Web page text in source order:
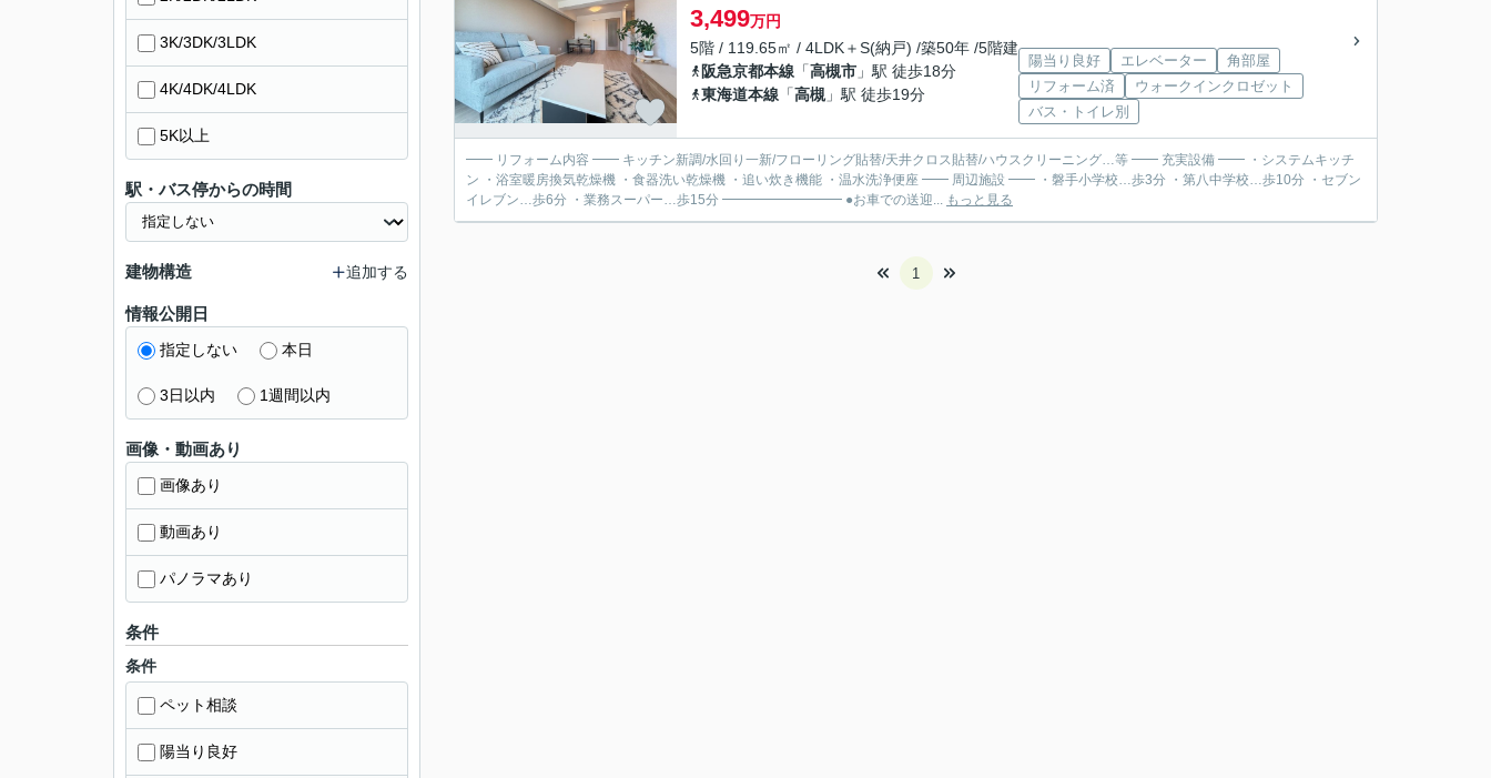
3,499万円
5階 / 119.65㎡ / 4LDK＋S(納戸) /築50年 /5階建
阪急京都本線 「高槻市 」駅 徒歩18分
東海道本線 「高槻 」駅 徒歩19分
陽当り良好 エレベーター
角部屋
リフォーム済
ウォークインクロゼット
バス・トイレ別
━━ リフォーム内容 ━━ キッチン新調/水回り一新/フローリング貼替/天井クロス貼替/ハウスクリーニング…等 ━━ 充実設備 ━━ ・システムキッチ
ン ・浴室暖房換気乾燥機 ・食器洗い乾燥機 ・追い炊き機能 ・温水洗浄便座 ━━ 周辺施設 ━━ ・磐手小学校…歩3分 ・第八中学校…歩10分 ・セブン
イレブン…歩6分 ・業務スーパー…歩15分 ━━━━━━━━━ ●お車での送迎... もっと見る
1
3K/3DK/3LDK
4K/4DK/4LDK
5K以上
駅・バス停からの時間
建物構造 追加する
情報公開日
指定しない 本日
3日以内 1週間以内
画像・動画あり
画像あり
動画あり
パノラマあり
条件
条件
ペット相談
陽当り良好